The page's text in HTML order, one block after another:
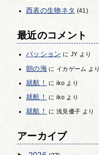
西表の生物ネタ (41)
最近のコメント
パッション に JY より
朝の海に イカゲーム より
就航！ に ikoより
就航！ に ikoより
就航！ に 浅見優子 より
アーカイブ